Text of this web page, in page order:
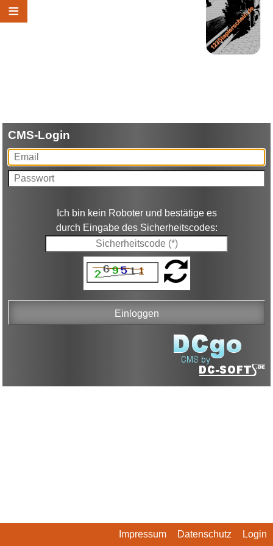
≡
Impressum Datenschutz Login
CMS-Login
Ich bin kein Roboter und bestätige es
durch Eingabe des Sicherheitscodes: